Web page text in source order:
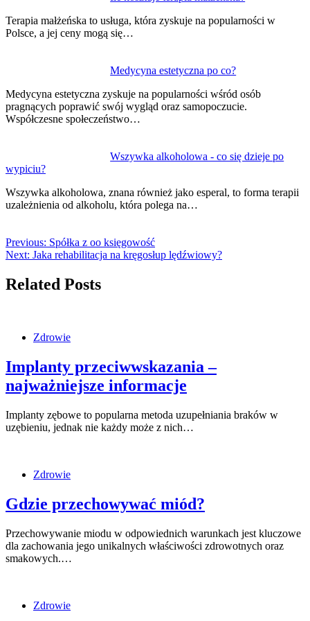
Terapia małżeńska to usługa, która zyskuje na popularności w
Polsce, a jej ceny mogą się…
Medycyna estetyczna po co?
Medycyna estetyczna zyskuje na popularności wśród osób
pragnących poprawić swój wygląd oraz samopoczucie.
Współczesne społeczeństwo…
Wszywka alkoholowa - co się dzieje po
wypiciu?
Wszywka alkoholowa, znana również jako esperal, to forma terapii
uzależnienia od alkoholu, która polega na…
Previous: Spółka z oo księgowość
Next: Jaka rehabilitacja na kręgosłup lędźwiowy?
Related Posts
Zdrowie
Implanty przeciwwskazania –
najważniejsze informacje
Implanty zębowe to popularna metoda uzupełniania braków w
uzębieniu, jednak nie każdy może z nich…
Zdrowie
Gdzie przechowywać miód?
Przechowywanie miodu w odpowiednich warunkach jest kluczowe
dla zachowania jego unikalnych właściwości zdrowotnych oraz
smakowych.…
Zdrowie